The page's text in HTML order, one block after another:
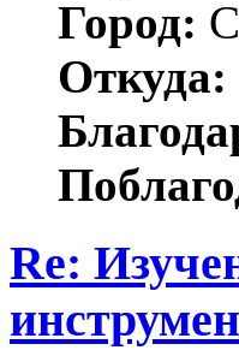
Город:
Откуда:
Re: